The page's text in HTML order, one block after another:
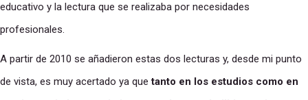
educativo y la lectura que se realizaba por necesidades
profesionales.
A partir de 2010 se añadieron estas dos lecturas y, desde mi punto
de vista, es muy acertado ya quetanto en los estudios como en